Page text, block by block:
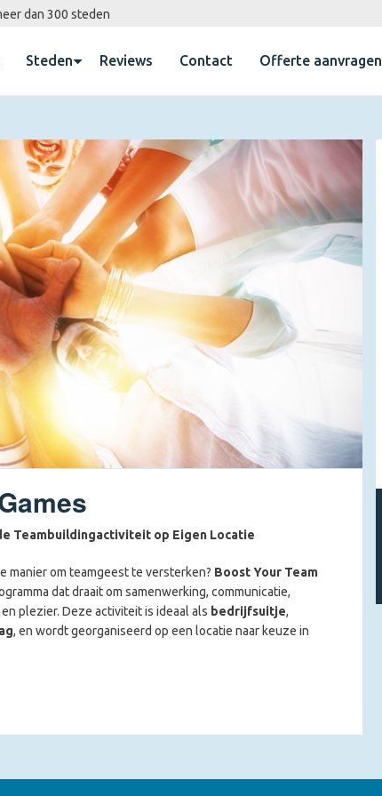
dan 300 steden
Steden Reviews Contact Offerte aanvragen
Teambuildingactiviteit op Eigen Locatie
manier om teamgeest te versterken? Boost Your Team
dat draait om samenwerking, communicatie,
plezier. Deze activiteit is ideaal als bedrijfsuitje,
, en wordt georganiseerd op een locatie naar keuze in